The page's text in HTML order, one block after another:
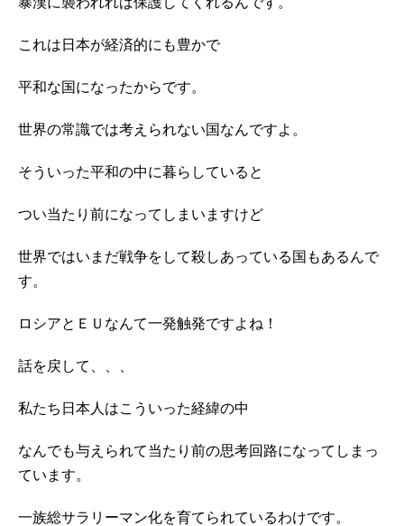
これは日本が経済的にも豊かで
平和な国になったからです。
世界の常識では考えられない国なんですよ。
そういった平和の中に暮らしていると
つい当たり前になってしまいますけど
世界ではいまだ戦争をして殺しあっている国もあるんで
す。
ロシアとＥＵなんて一発触発ですよね！
話を戻して、、、
私たち日本人はこういった経緯の中
なんでも与えられて当たり前の思考回路になってしまっ
ています。
一族総サラリーマン化を育てられているわけです。